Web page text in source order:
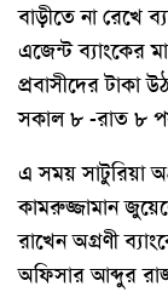
বাড়ীতে না রেখে
এজেন্ট ব্যাংকের
প্রবাসীদের টাকা
সকাল ৮ -রাত ৮
এ সময় সাটুরিয়া
কামরুজ্জামান
রাখেন অগ্রণী
অফিসার আব্দুর